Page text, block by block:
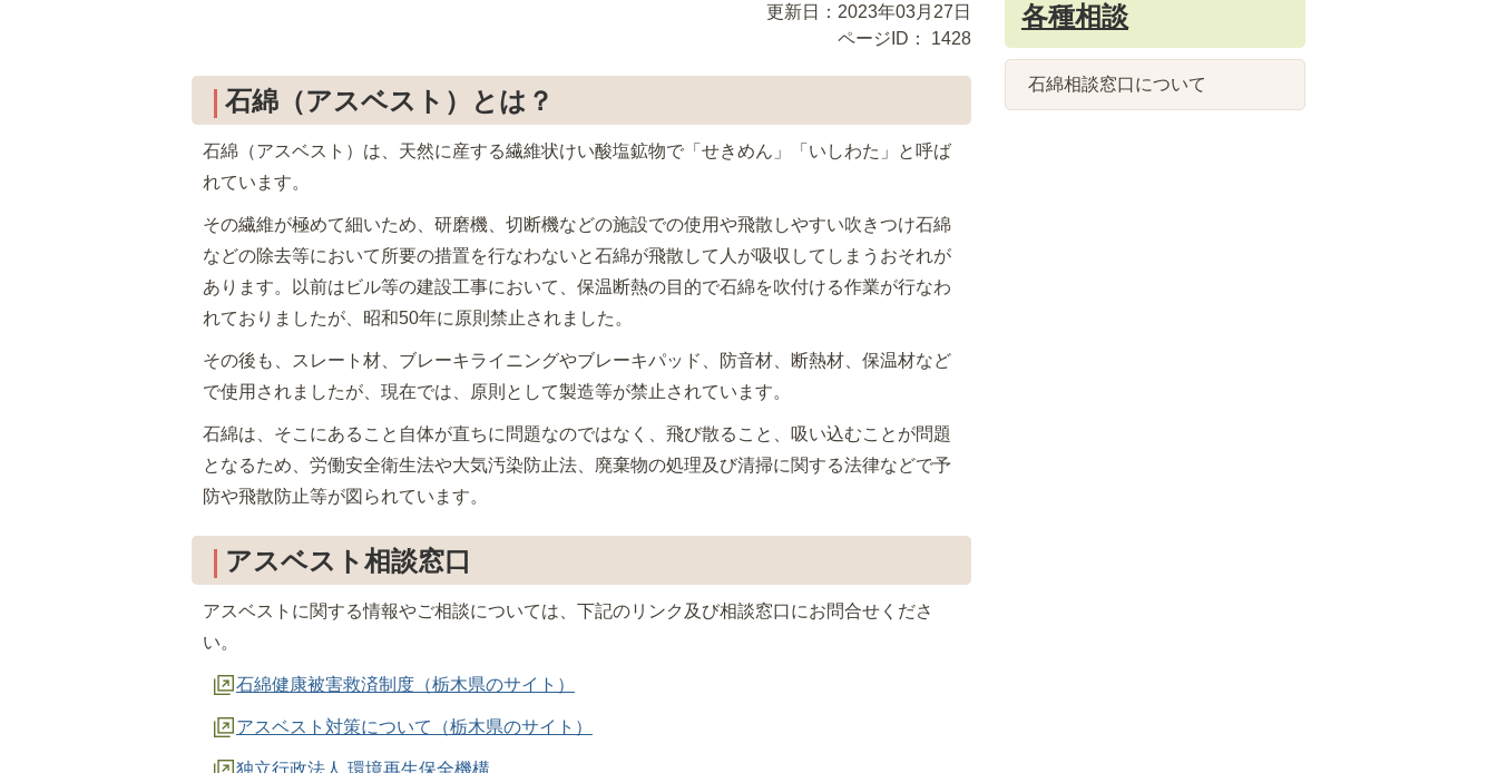
更新日：2023年03月27日
ページID：
1428
石綿（アスベスト）とは？
石綿（アスベスト）は、天然に産する繊維状けい酸塩鉱物で「せきめん」「いしわた」と呼ば
れています。
その繊維が極めて細いため、研磨機、切断機などの施設での使用や飛散しやすい吹きつけ石綿
などの除去等において所要の措置を行なわないと石綿が飛散して人が吸収してしまうおそれが
あります。以前はビル等の建設工事において、保温断熱の目的で石綿を吹付ける作業が行なわ
れておりましたが、昭和50年に原則禁止されました。
その後も、スレート材、ブレーキライニングやブレーキパッド、防音材、断熱材、保温材など
で使用されましたが、現在では、原則として製造等が禁止されています。
石綿は、そこにあること自体が直ちに問題なのではなく、飛び散ること、吸い込むことが問題
となるため、労働安全衛生法や大気汚染防止法、廃棄物の処理及び清掃に関する法律などで予
防や飛散防止等が図られています。
アスベスト相談窓口
アスベストに関する情報やご相談については、下記のリンク及び相談窓口にお問合せくださ
い。
石綿健康被害救済制度（栃木県のサイト）
アスベスト対策について（栃木県のサイト）
各種相談
石綿相談窓口について